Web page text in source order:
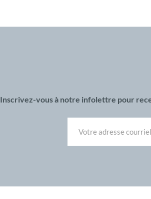
Inscrivez-vous à notre infolettre pour